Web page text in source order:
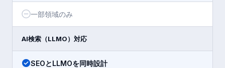
一部領域のみ
AI検索（LLMO）対応
SEOとLLMOを同時設計